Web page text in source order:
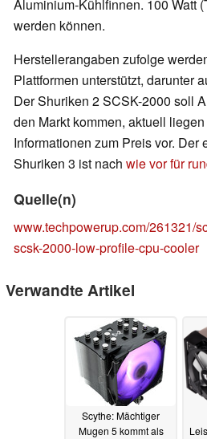
Aluminium-Kühlfinnen. 100 Watt
werden können.
Herstellerangaben zufolge
Plattformen unterstützt, darunter
Der Shuriken 2 SCSK-2000 soll
den Markt kommen, aktuell
Informationen zum Preis vor. Der
Shuriken 3 ist nach wie vor für
Quelle(n)
www.techpowerup.com/261321/
scsk-2000-low-profile-cpu-cooler
Verwandte Artikel
Scythe: Mächtiger
Mugen 5 kommt als